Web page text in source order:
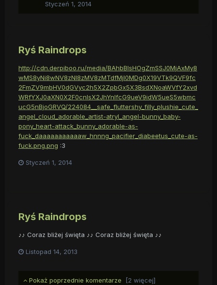
Styczeń 1, 2014
Ryś Raindrops
http://cdn.derpiboo.ru/media/BAhbBlsHOgZmSSJ0MjAxMy8
wMS8yNi8wNV8zNl8zMV8zMTdfMjI0MDg0X19VTk9QVF9fc
2FmZV9mbHV0dGVyc2h5X2ZpbGx5X3BsdXNoaWVfY2xvd
WRfYXJ0aXN0X2F0cnlsX2JhYnlfcG9ueV9idW5ueS5wbmc
ucG5nBjoGRVQ/224084__safe_fluttershy_filly_plushie_cute_
angel_cloud_adorable_artist-atryl_angel-bunny_baby-
pony_heart-attack_bunny_adorable-as-
fuck_daaaaaaaaaaaw_hnnng_pacifier_diabeetus_cute-as-
fuck.png.png :3
Styczeń 1, 2014
Ryś Raindrops
♪♪ Coraz bliżej święta ♪♪ Coraz bliżej święta ♪♪
Listopad 14, 2013
Pokaż poprzednie komentarze [2 więcej]